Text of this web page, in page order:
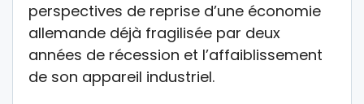
perspectives de reprise d’une économie
allemande déjà fragilisée par deux
années de récession et l’affaiblissement
de son appareil industriel.